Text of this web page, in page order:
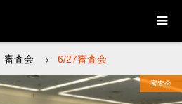
審査会 6/27審査会
審査会